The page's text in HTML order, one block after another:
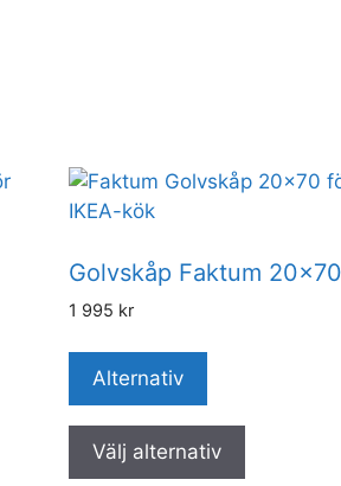
Golvskåp Faktum 20×70
1 995 kr
Alternativ
Välj alternativ